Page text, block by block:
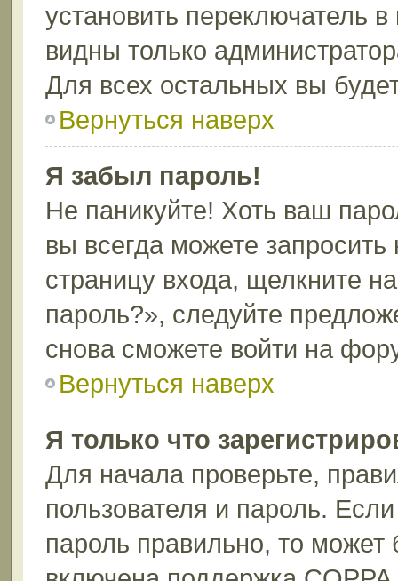
установить переключатель
видны только
Для всех остальных вы
Вернуться наверх
Я забыл пароль!
Не паникуйте! Хоть ваш
вы всегда можете
страницу входа, щелкните
пароль?», следуйте
снова сможете войти на
Вернуться наверх
Я только что
Для начала проверьте,
пользователя и пароль.
пароль правильно, то